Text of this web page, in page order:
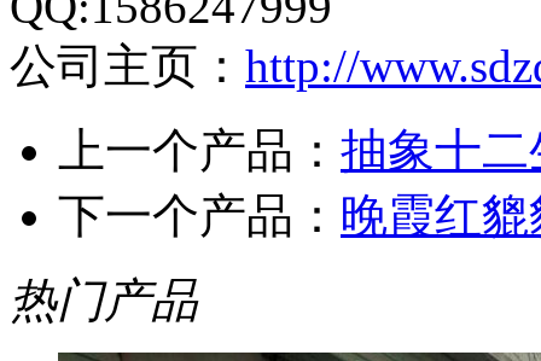
公司主页： http://
上一个产品： 抽象十
下一个产品： 晚霞红
热门产品